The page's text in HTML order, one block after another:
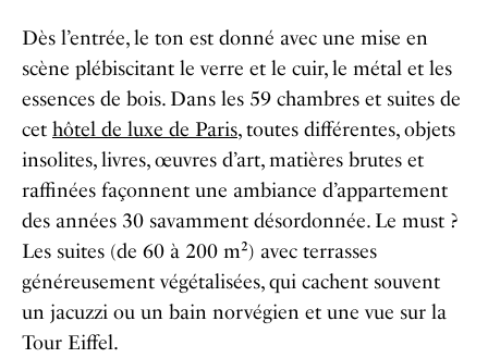
Dès l’entrée, le ton est donné avec une mise en
scène plébiscitant le verre et le cuir, le métal et les
essences de bois. Dans les 59 chambres et suites de
cet hôtel de luxe de Paris, toutes différentes, objets
insolites, livres, œuvres d’art, matières brutes et
raffinées façonnent une ambiance d’appartement
des années 30 savamment désordonnée. Le must ?
Les suites (de 60 à 200 m²) avec terrasses
généreusement végétalisées, qui cachent souvent
un jacuzzi ou un bain norvégien et une vue sur la
Tour Eiffel.